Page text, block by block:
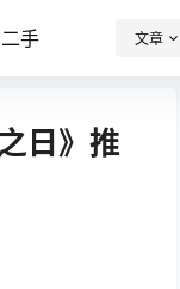
二手 文章
日》推